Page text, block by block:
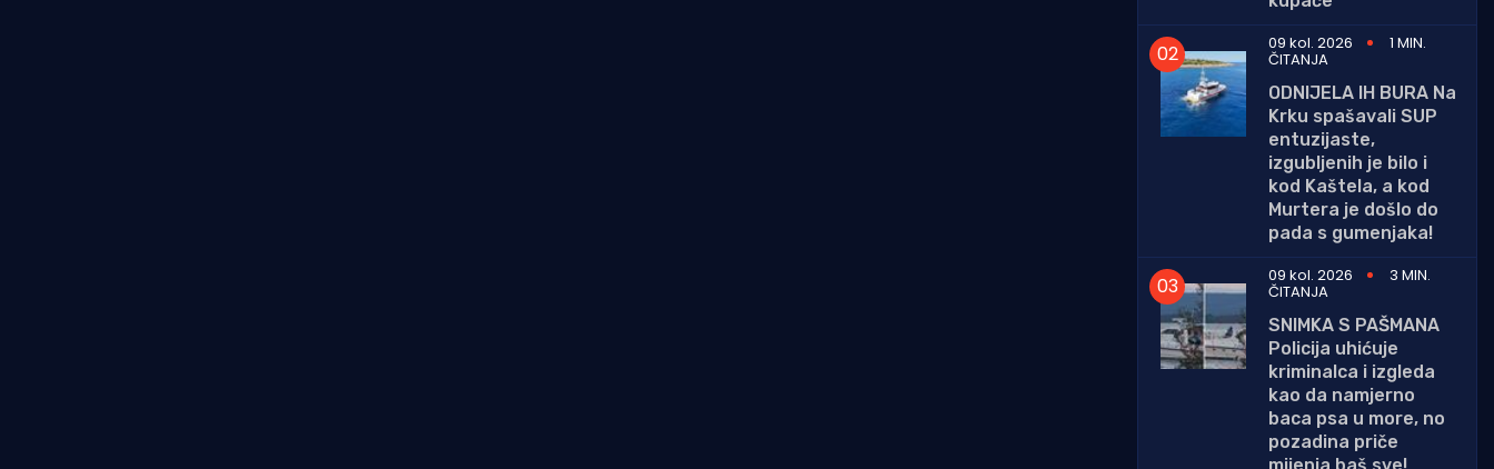
09 kol. 2026
1 MIN.
ČITANJA
ODNIJELA IH BURA Na
Krku spašavali SUP
entuzijaste,
izgubljenih je bilo i
kod Kaštela, a kod
Murtera je došlo do
pada s gumenjaka!
09 kol. 2026
3 MIN.
ČITANJA
SNIMKA S PAŠMANA
Policija uhićuje
kriminalca i izgleda
kao da namjerno
baca psa u more, no
pozadina priče
mijenja baš sve!